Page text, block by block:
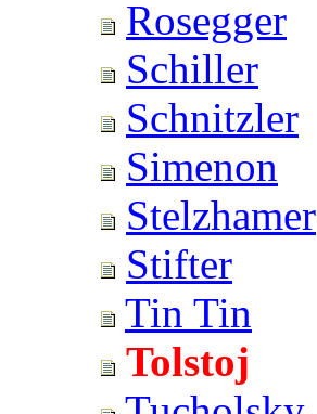
Rosegger
Schiller
Schnitzler
Simenon
Stelzhamer
Stifter
Tin Tin
Tolstoj